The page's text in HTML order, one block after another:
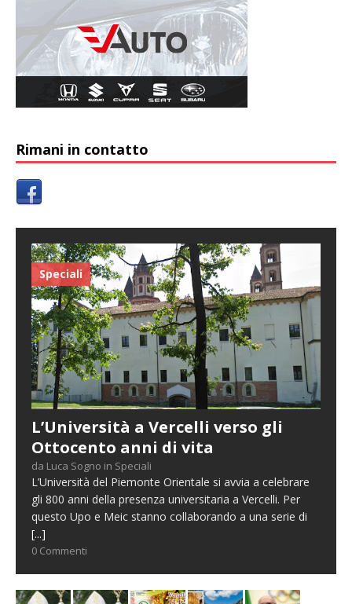
Rimani in contatto
Speciali
L’Università a Vercelli verso gli
Ottocento anni di vita
da Luca Sogno in Speciali
L’Università del Piemonte Orientale si avvia a celebrare
gli 800 anni della presenza universitaria a Vercelli. Per
questo Upo e Meic stanno collaborando a una serie di
[...]
0 Commenti